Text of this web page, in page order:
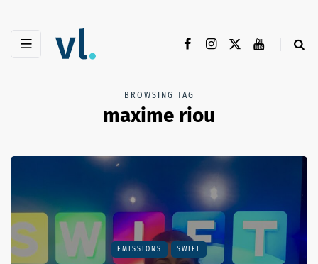
BROWSING TAG
maxime riou
EMISSIONS SWIFT